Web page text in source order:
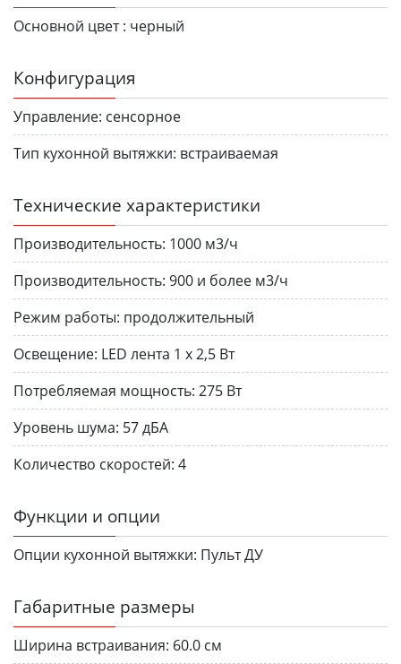
Основной цвет : черный
Конфигурация
Управление: сенсорное
Тип кухонной вытяжки: встраиваемая
Технические характеристики
Производительность: 1000 м3/ч
Производительность: 900 и более м3/ч
Режим работы: продолжительный
Освещение: LED лента 1 х 2,5 Вт
Потребляемая мощность: 275 Вт
Уровень шума: 57 дБА
Количество скоростей: 4
Функции и опции
Опции кухонной вытяжки: Пульт ДУ
Габаритные размеры
Ширина встраивания: 60.0 см